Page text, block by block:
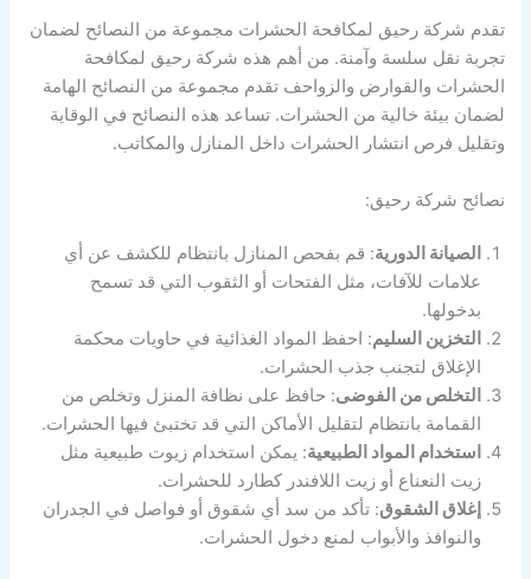
تقدم شركة رحيق لمكافحة الحشرات مجموعة من النصائح لضمان
تجربة نقل سلسة وآمنة. من أهم هذه شركة رحيق لمكافحة
الحشرات والقوارض والزواحف تقدم مجموعة من النصائح الهامة
لضمان بيئة خالية من الحشرات. تساعد هذه النصائح في الوقاية
وتقليل فرص انتشار الحشرات داخل المنازل والمكاتب.
نصائح شركة رحيق:
الصيانة الدورية: قم بفحص المنازل بانتظام للكشف عن أي
علامات للآفات، مثل الفتحات أو الثقوب التي قد تسمح
بدخولها.
التخزين السليم: احفظ المواد الغذائية في حاويات محكمة
الإغلاق لتجنب جذب الحشرات.
التخلص من الفوضى: حافظ على نظافة المنزل وتخلص من
القمامة بانتظام لتقليل الأماكن التي قد تختبئ فيها الحشرات.
استخدام المواد الطبيعية: يمكن استخدام زيوت طبيعية مثل
زيت النعناع أو زيت اللافندر كطارد للحشرات.
إغلاق الشقوق: تأكد من سد أي شقوق أو فواصل في الجدران
والنوافذ والأبواب لمنع دخول الحشرات.